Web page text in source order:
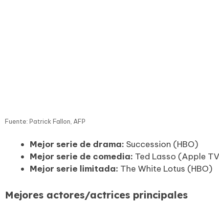
Fuente: Patrick Fallon, AFP
Mejor serie de drama: Succession (HBO)
Mejor serie de comedia: Ted Lasso (Apple
Mejor serie limitada: The White Lotus (HBO)
Mejores actores/actrices principales